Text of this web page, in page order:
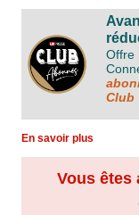
Offre
Club
En savoir plus
Vous êtes